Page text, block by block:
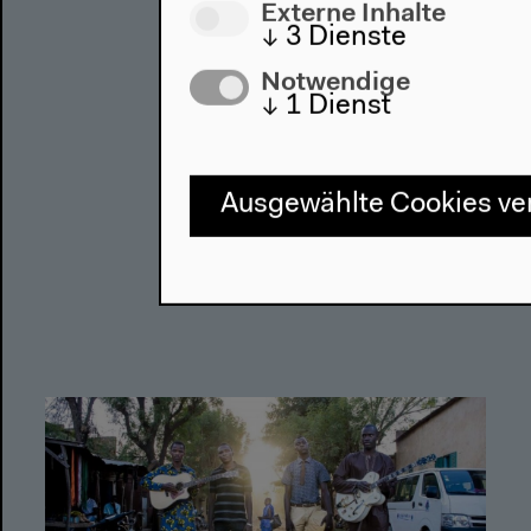
Externe Inhalte
↓ 3 Dienste
Notwendige
↓ 1 Dienst
Ausgewählte Cookies